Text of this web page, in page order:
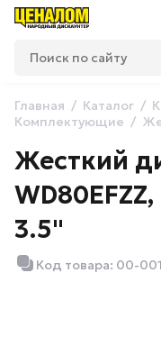
Главная Каталог
Комплектующие
Жесткий
3.5"
Код товара: 00-